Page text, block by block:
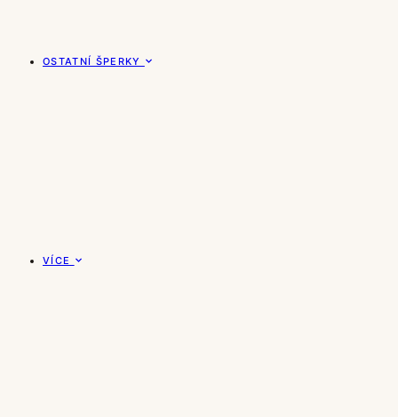
OSTATNÍ ŠPERKY
VÍCE